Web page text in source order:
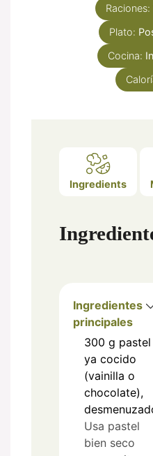
Raciones:
Plato:
Cocina:
Ingredients
Ingredientes
principales
300 g pastel
ya cocido
(vainilla o
chocolate),
Usa pastel
bien seco